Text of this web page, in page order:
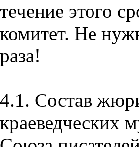
течение этого
комитет. Не
раза!
4.1. Состав
краеведческих